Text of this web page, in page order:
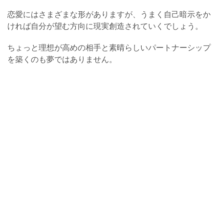
恋愛にはさまざまな形がありますが、うまく自己暗示をか
ければ自分が望む方向に現実創造されていくでしょう。
ちょっと理想が高めの相手と素晴らしいパートナーシップ
を築くのも夢ではありません。